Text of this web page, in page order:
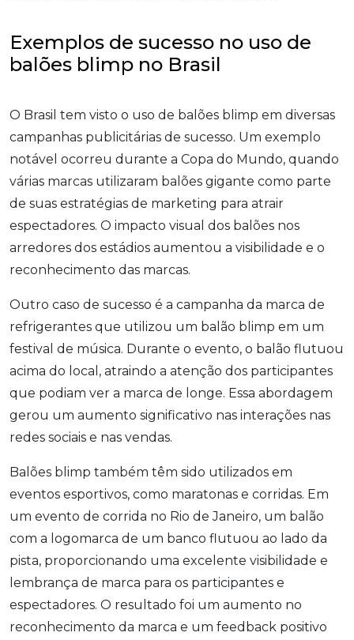
Exemplos de sucesso no uso de
balões blimp no Brasil
O Brasil tem visto o uso de balões blimp em diversas
campanhas publicitárias de sucesso. Um exemplo
notável ocorreu durante a Copa do Mundo, quando
várias marcas utilizaram balões gigante como parte
de suas estratégias de marketing para atrair
espectadores. O impacto visual dos balões nos
arredores dos estádios aumentou a visibilidade e o
reconhecimento das marcas.
Outro caso de sucesso é a campanha da marca de
refrigerantes que utilizou um balão blimp em um
festival de música. Durante o evento, o balão flutuou
acima do local, atraindo a atenção dos participantes
que podiam ver a marca de longe. Essa abordagem
gerou um aumento significativo nas interações nas
redes sociais e nas vendas.
Balões blimp também têm sido utilizados em
eventos esportivos, como maratonas e corridas. Em
um evento de corrida no Rio de Janeiro, um balão
com a logomarca de um banco flutuou ao lado da
pista, proporcionando uma excelente visibilidade e
lembrança de marca para os participantes e
espectadores. O resultado foi um aumento no
reconhecimento da marca e um feedback positivo